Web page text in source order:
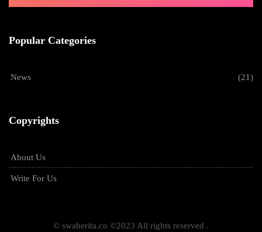
Popular Categories
News (21)
Copyrights
About Us
Write For Us
© swaberita.co ©2023 All rights reserved .